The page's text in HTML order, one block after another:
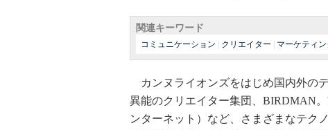
関連キーワード
コミュニケーション クリエイター マーケティ
カンヌライオンズをはじめ国内外の
異能のクリエイター集団、BIRDMAN
ンターネット）など、さまざまなテク